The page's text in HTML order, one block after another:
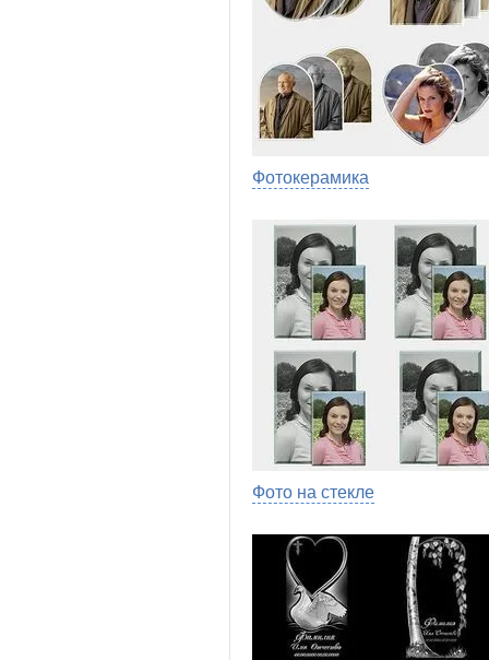
Фотокерамика
Фото на стекле